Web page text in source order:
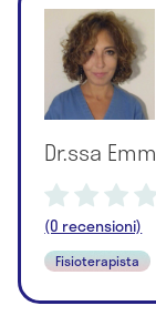
Dr.ssa
(0 recensioni)
Fisioterapista